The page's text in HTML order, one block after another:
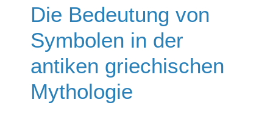
Die Bedeutung von
Symbolen in der
antiken griechischen
Mythologie